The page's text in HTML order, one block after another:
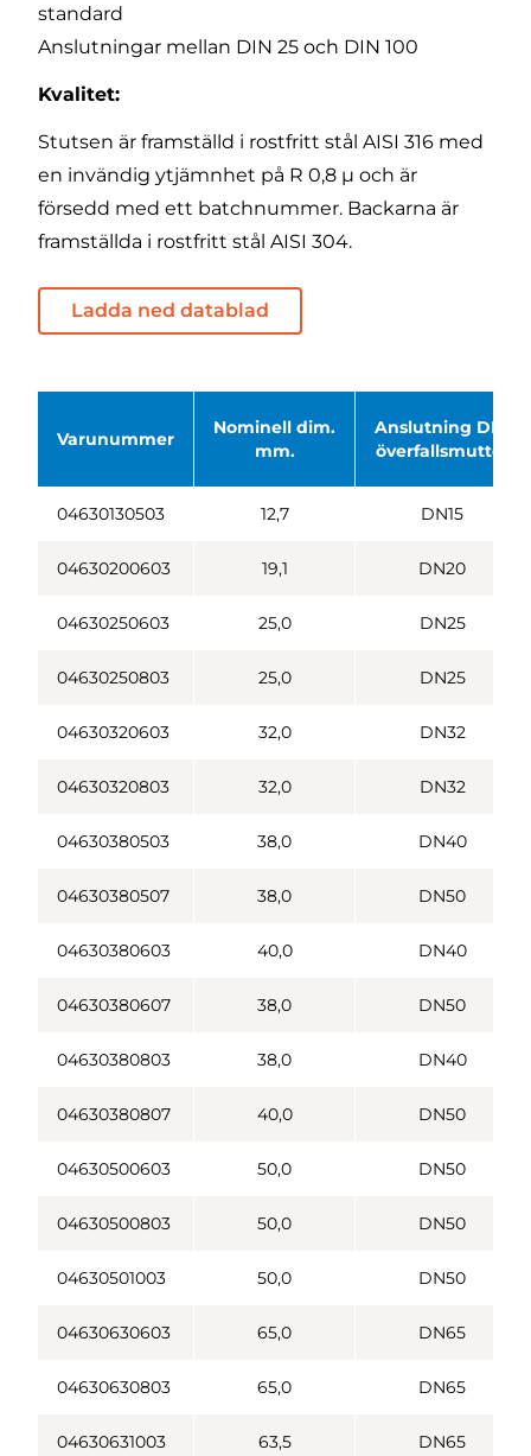
standard
Anslutningar mellan DIN 25 och DIN 100
Kvalitet:
Stutsen är framställd i rostfritt stål AISI 316 med
en invändig ytjämnhet på R 0,8 µ och är
försedd med ett batchnummer. Backarna är
framställda i rostfritt stål AISI 304.
Ladda ned datablad
Varunummer
Nominell dim.
mm.
Anslutning DIN
överfallsmutter
04630130503 12,7 DN15
04630200603 19,1 DN20
04630250603 25,0 DN25
04630250803 25,0 DN25
04630320603 32,0 DN32
04630320803 32,0 DN32
04630380503 38,0 DN40
04630380507 38,0 DN50
04630380603 40,0 DN40
04630380607 38,0 DN50
04630380803 38,0 DN40
04630380807 40,0 DN50
04630500603 50,0 DN50
04630500803 50,0 DN50
04630501003 50,0 DN50
04630630603 65,0 DN65
04630630803 65,0 DN65
04630631003 63,5 DN65